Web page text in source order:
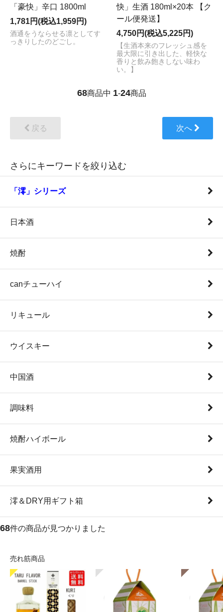
「豪快」辛口 1800ml
1,781円(税込1,959円)
酒通をうならせる凛としてす
っきりしたのどごし。
快」生酒 180ml×20本 【ク
ール便発送】
4,750円(税込5,225円)
【生酒本来のフレッシュ感を
最大限に引き出した、軽快な
香りと飲み飽きしない味わ
い。】
68商品中 1-24商品
戻る 次へ
さらにキーワードを絞り込む
「澪」シリーズ
日本酒
焼酎
canチューハイ
リキュール
ウイスキー
中国酒
調味料
焼酎ハイボール
果実酒用
澪＆DRY用ギフト箱
68件の商品が見つかりました
売れ筋商品